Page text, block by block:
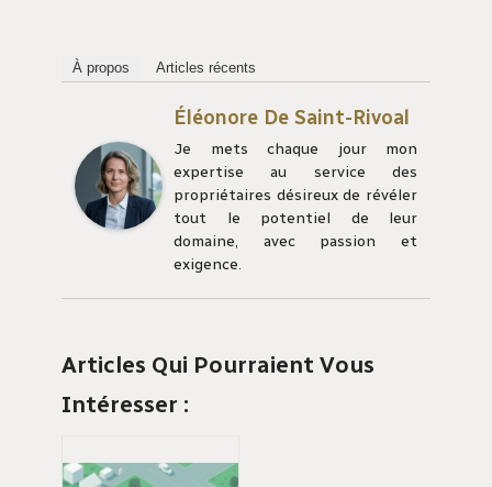
À propos Articles récents
Éléonore De Saint-Rivoal
Je mets chaque jour mon
expertise au service des
propriétaires désireux de révéler
tout le potentiel de leur
domaine, avec passion et
exigence.
Articles Qui Pourraient Vous
Intéresser :